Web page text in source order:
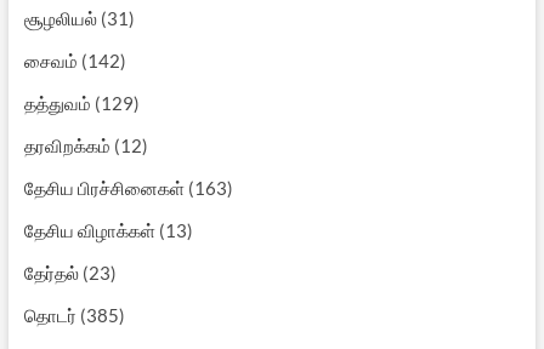
சூழலியல்(31)
சைவம் (142)
தத்துவம் (129)
தரவிறக்கம் (12)
தேசிய பிரச்சினைகள்(163)
தேசிய விழாக்கள்(13)
தேர்தல்(23)
தொடர் (385)